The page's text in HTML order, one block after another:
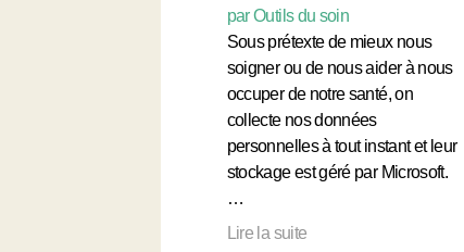
par Outils du soin
Sous prétexte de mieux nous
soigner ou de nous aider à nous
occuper de notre santé, on
collecte nos données
personnelles à tout instant et leur
stockage est géré par Microsoft.
…
Lire la suite